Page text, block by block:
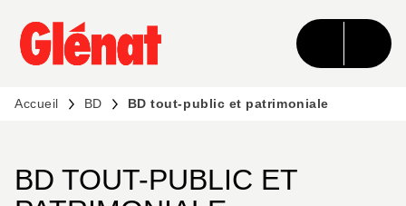
MENU RECHERCHE CONTENU
PIED DE PAGE
Accueil BD BD tout-public et patrimoniale
BD TOUT-PUBLIC ET